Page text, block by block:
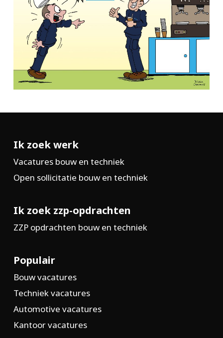
Ik zoek werk
Vacatures bouw en techniek
Open sollicitatie bouw en techniek
Ik zoek zzp-opdrachten
ZZP opdrachten bouw en techniek
Populair
Bouw vacatures
Techniek vacatures
Automotive vacatures
Kantoor vacatures